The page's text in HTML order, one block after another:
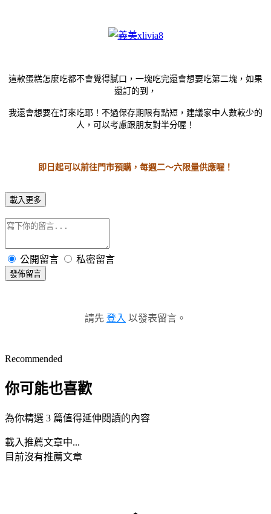
這款蛋糕怎麼吃都不會覺得膩口，一塊吃完還會想要吃第二塊，如果
還訂的到，
我還會想要在訂來吃耶！不過保存期限有點短，建議家中人數較少的
人，可以考慮跟朋友對半分喔！
即日起可以前往門市預購，每週二～六限量供應喔！
載入更多
公開留言 私密留言
發佈留言
請先 登入 以發表留言。
Recommended
你可能也喜歡
為你精選 3 篇值得延伸閱讀的內容
載入推薦文章中...
目前沒有推薦文章